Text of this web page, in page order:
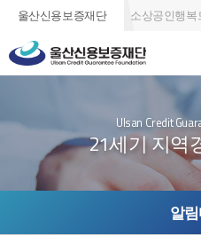
울산신용보증재단 소상공인행복
Ulsan Credit
21세기 지역
알